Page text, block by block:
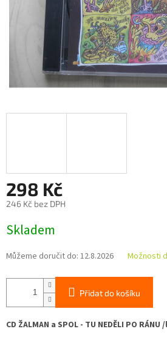
298 Kč
246 Kč bez DPH
cena:
Skladem
Můžeme doručit do: 12.8.2026 Možnosti
Přidat do košíku
CD ŽALMAN a SPOL - TU NEDĚLI PO